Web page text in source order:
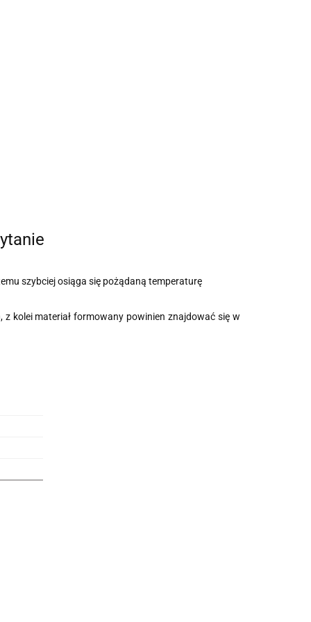
szybciej osiąga się pożądaną temperaturę
kolei materiał formowany powinien znajdować się w